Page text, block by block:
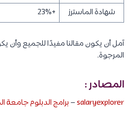
شهادة الماسترز
+23%
آمل أن يكون مقالنا مفيدًا للجميع وأن
المرجوة.
المصادر :
salaryexplorer
– برامج الدبلوم